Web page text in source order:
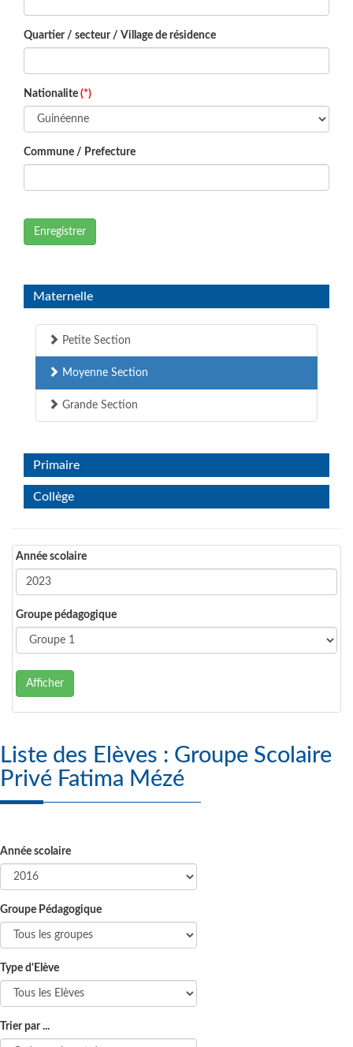
Quartier / secteur / Village de résidence
Nationalite (*)
Commune / Prefecture
Enregistrer
Maternelle
Petite Section
Moyenne Section
Grande Section
Primaire
Collège
Année scolaire
Groupe pédagogique
Afficher
Liste des Elèves : Groupe Scolaire
Privé Fatima Mézé
Année scolaire
Groupe Pédagogique
Type d'Elève
Trier par ...